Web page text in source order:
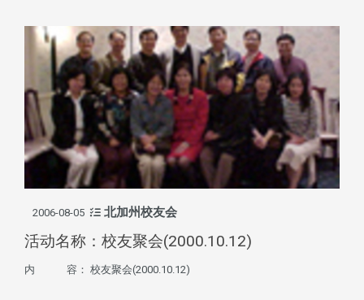
2006-08-05 北加州校友会
活动名称：校友聚会(2000.10.12)
内 容： 校友聚会(2000.10.12)